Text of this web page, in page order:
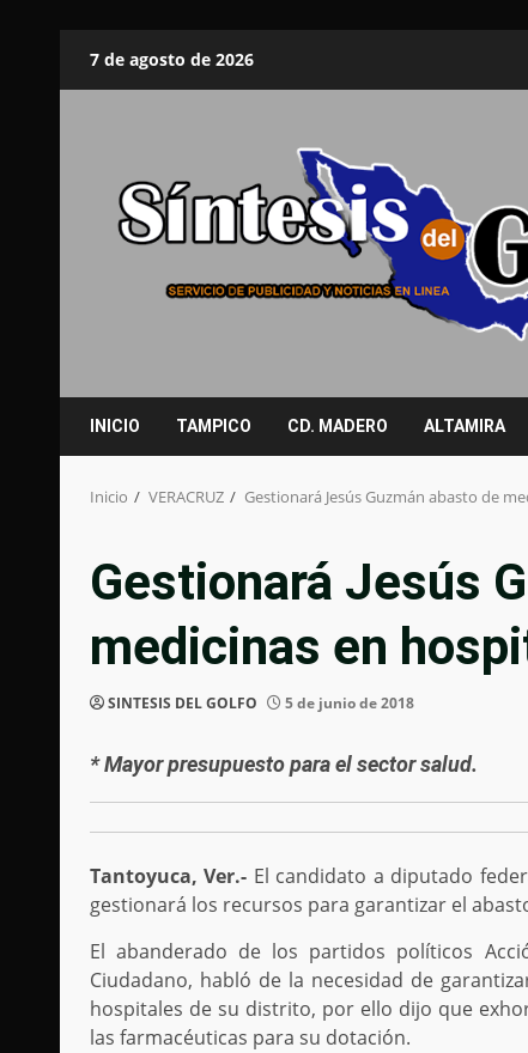
7 de agosto de 2026
INICIO TAMPICO CD. MADERO ALTAMIRA
Inicio VERACRUZ Gestionará Jesús Guzmán abasto de
Gestionará Jesús
medicinas en
SINTESIS DEL GOLFO 5 de junio de 2018
* Mayor presupuesto para el sector salud.
Tantoyuca, Ver.- El candidato a diputado
gestionará los recursos para garantizar el
El abanderado de los partidos políticos
Ciudadano, habló de la necesidad de
hospitales de su distrito, por ello dijo que
las farmacéuticas para su dotación.